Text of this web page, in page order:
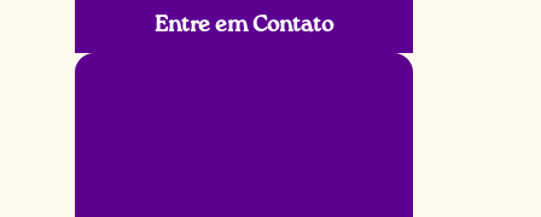
Entre em Contato